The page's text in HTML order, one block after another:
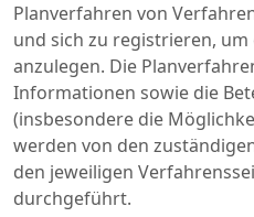
Planverfahren von
und sich zu registrieren,
anzulegen. Die
Informationen sowie die
(insbesondere die
werden von den
den jeweiligen
durchgeführt.